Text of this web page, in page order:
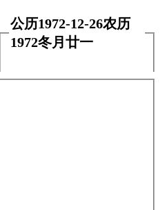
公历1972-12-26农历
1972冬月廿一